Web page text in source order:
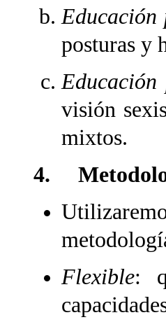
Educación
posturas y
visión
mixtos.
4.
Flexible: